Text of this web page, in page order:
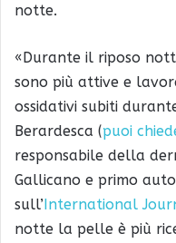
notte.
«Durante il riposo
sono più attive e
ossidativi subiti
Berardesca (puoi
responsabile della
Gallicano e primo
sull’International
notte la pelle è più